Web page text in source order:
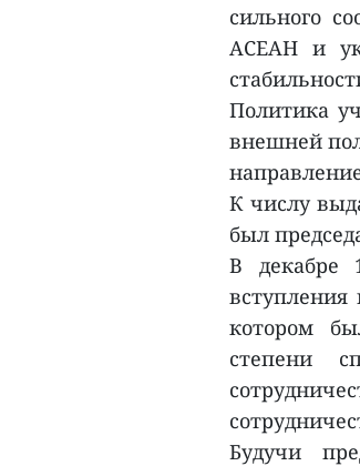
сильного
АСЕАН и
Политика
внешней
К числу
был
В декабре
котором
степени
Будучи